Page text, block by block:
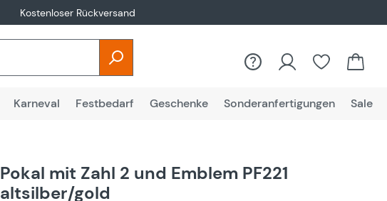
Kostenloser Rückversand
Du hast 0
Karneval Festbedarf Geschenke Sonderanfertigungen Sale
Pokal mit Zahl 2 und Emblem PF221
altsilber/gold